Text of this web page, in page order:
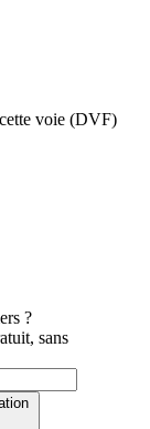
voie (DVF)
?
sans